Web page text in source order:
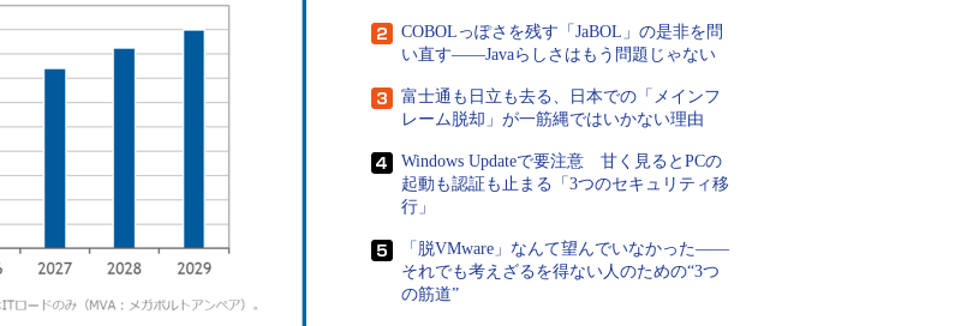
COBOLっぽさを残す「JaBOL」の是非を問
い直す――Javaらしさはもう問題じゃない
富士通も日立も去る、日本での「メインフ
レーム脱却」が一筋縄ではいかない理由
Windows Updateで要注意 甘く見るとPCの
起動も認証も止まる「3つのセキュリティ移
行」
「脱VMware」なんて望んでいなかった――
それでも考えざるを得ない人のための“3つ
の筋道”